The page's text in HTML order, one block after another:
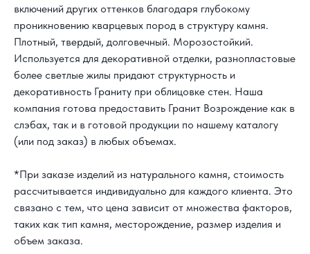
включений других оттенков благодаря глубокому
проникновению кварцевых пород в структуру камня.
Плотный, твердый, долговечный. Морозостойкий.
Используется для декоративной отделки, разнопластовые
более светлые жилы придают структурность и
декоративность Граниту при облицовке стен. Наша
компания готова предоставить Гранит Возрождение как в
слэбах, так и в готовой продукции по нашему каталогу
(или под заказ) в любых объемах.
*При заказе изделий из натурального камня, стоимость
рассчитывается индивидуально для каждого клиента. Это
связано с тем, что цена зависит от множества факторов,
таких как тип камня, месторождение, размер изделия и
объем заказа.